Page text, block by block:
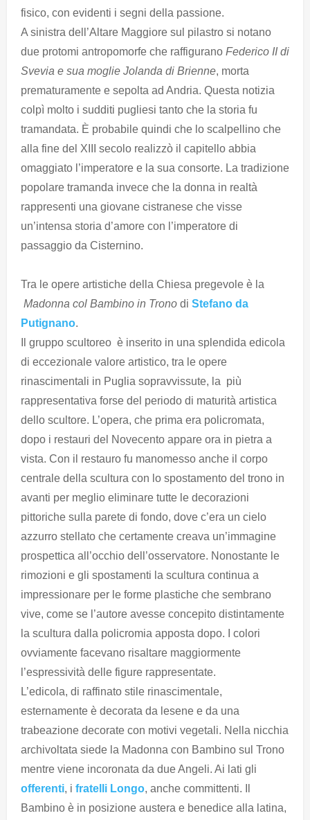
fisico, con evidenti i segni della passione.
A sinistra dell’Altare Maggiore sul pilastro si notano
due protomi antropomorfe che raffigurano Federico II di
Svevia e sua moglie Jolanda di Brienne, morta
prematuramente e sepolta ad Andria. Questa notizia
colpì molto i sudditi pugliesi tanto che la storia fu
tramandata. È probabile quindi che lo scalpellino che
alla fine del XIII secolo realizzò il capitello abbia
omaggiato l’imperatore e la sua consorte. La tradizione
popolare tramanda invece che la donna in realtà
rappresenti una giovane cistranese che visse
un’intensa storia d’amore con l’imperatore di
passaggio da Cisternino.
Tra le opere artistiche della Chiesa pregevole è la
Madonna col Bambino in Trono di Stefano da
Putignano.
Il gruppo scultoreo è inserito in una splendida edicola
di eccezionale valore artistico, tra le opere
rinascimentali in Puglia sopravvissute, la più
rappresentativa forse del periodo di maturità artistica
dello scultore. L’opera, che prima era policromata,
dopo i restauri del Novecento appare ora in pietra a
vista. Con il restauro fu manomesso anche il corpo
centrale della scultura con lo spostamento del trono in
avanti per meglio eliminare tutte le decorazioni
pittoriche sulla parete di fondo, dove c’era un cielo
azzurro stellato che certamente creava un’immagine
prospettica all’occhio dell’osservatore. Nonostante le
rimozioni e gli spostamenti la scultura continua a
impressionare per le forme plastiche che sembrano
vive, come se l’autore avesse concepito distintamente
la scultura dalla policromia apposta dopo. I colori
ovviamente facevano risaltare maggiormente
l’espressività delle figure rappresentate.
L’edicola, di raffinato stile rinascimentale,
esternamente è decorata da lesene e da una
trabeazione decorate con motivi vegetali. Nella nicchia
archivoltata siede la Madonna con Bambino sul Trono
mentre viene incoronata da due Angeli. Ai lati gli
offerenti, i fratelli Longo, anche committenti. Il
Bambino è in posizione austera e benedice alla latina,